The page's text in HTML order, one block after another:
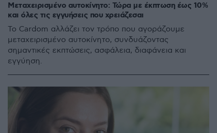
Μεταχειρισμένο αυτοκίνητο: Τώρα με έκπτωση έως 10%
και όλες τις εγγυήσεις που χρειάζεσαι
Το Cardom αλλάζει τον τρόπο που αγοράζουμε
μεταχειρισμένο αυτοκίνητο, συνδυάζοντας
σημαντικές εκπτώσεις, ασφάλεια, διαφάνεια και
εγγύηση.